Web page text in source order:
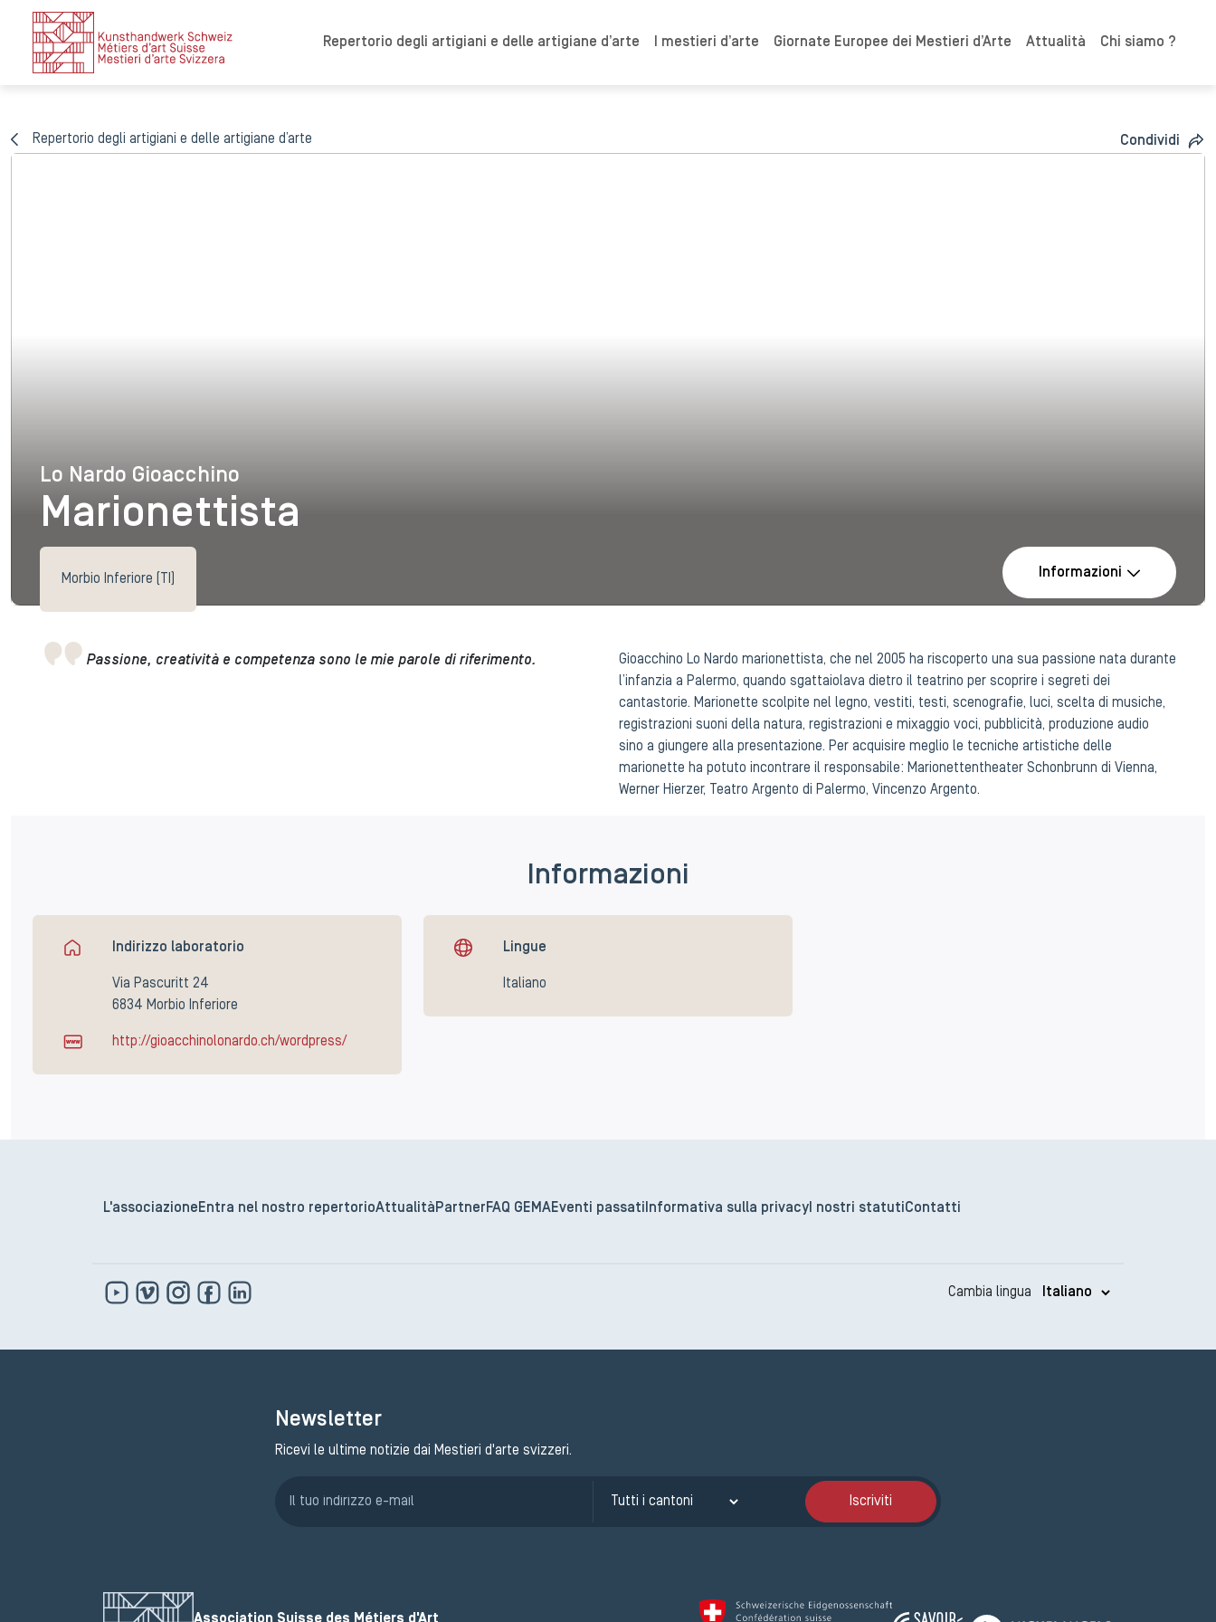
Repertorio degli artigiani e delle artigiane d’arte I mestieri d’arte Giornate Europee dei Mestieri d’Arte Attualità Chi siamo ?
Repertorio degli artigiani e delle artigiane d’arte Condividi
Lo Nardo Gioacchino
Lo Nardo Gioacchino
Marionettista
Morbio Inferiore (TI)
Informazioni
Passione, creatività e competenza sono le mie parole di riferimento.
Gioacchino Lo Nardo marionettista, che nel 2005 ha riscoperto una sua passione nata durante
l’infanzia a Palermo, quando sgattaiolava dietro il teatrino per scoprire i segreti dei
cantastorie. Marionette scolpite nel legno, vestiti, testi, scenografie, luci, scelta di musiche,
registrazioni suoni della natura, registrazioni e mixaggio voci, pubblicità, produzione audio
sino a giungere alla presentazione. Per acquisire meglio le tecniche artistiche delle
marionette ha potuto incontrare il responsabile: Marionettentheater Schonbrunn di Vienna,
Werner Hierzer, Teatro Argento di Palermo, Vincenzo Argento.
Informazioni
Indirizzo laboratorio
Via Pascuritt 24
6834 Morbio Inferiore
http://gioacchinolonardo.ch/wordpress/
Lingue
Italiano
L'associazione Entra nel nostro repertorioAttualità Partner FAQ GEMAEventi passati Informativa sulla privacy I nostri statuti Contatti
Cambia lingua
Newsletter
Ricevi le ultime notizie dai Mestieri d'arte svizzeri.
Iscriviti
Association Suisse des Métiers d'Art